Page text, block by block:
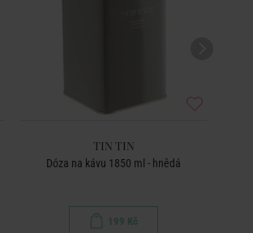
TIN TIN
Dóza na kávu 1850 ml - hnědá
199 Kč